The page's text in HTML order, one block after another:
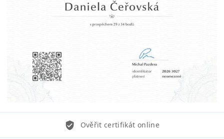
Ověřit certifikát online